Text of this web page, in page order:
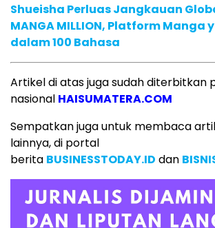
Shueisha Perluas Jangkauan
MANGA MILLION, Platform Manga
dalam 100 Bahasa
Artikel di atas juga sudah diterbitkan
nasional HAISUMATERA.COM
Sempatkan juga untuk membaca
lainnya, di portal
berita BUSINESSTODAY.ID dan